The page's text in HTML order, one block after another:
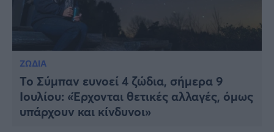
ΖΩΔΙΑ
Το Σύμπαν ευνοεί 4 ζώδια, σήμερα 9
Ιουλίου: «Έρχονται θετικές αλλαγές, όμως
υπάρχουν και κίνδυνοι»